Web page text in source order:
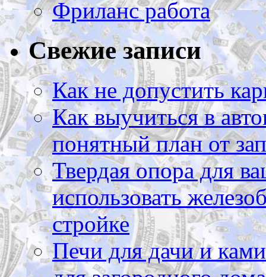
Фриланс работа
Свежие записи
Как не допустить
Как выучиться в
понятный план от
Твердая опора для
использовать
стройке
Печи для дачи и